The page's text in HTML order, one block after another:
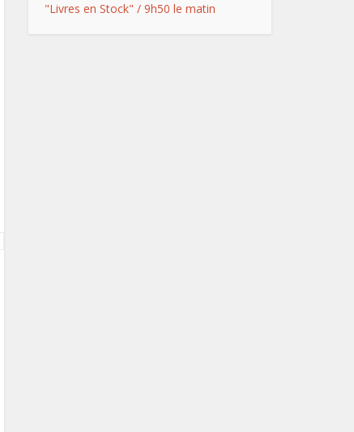
"Livres en Stock" / 9h50 le matin